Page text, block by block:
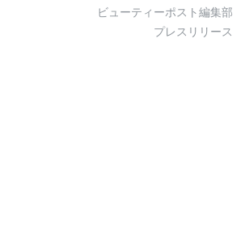
ビューティーポスト編集部
プレスリリース